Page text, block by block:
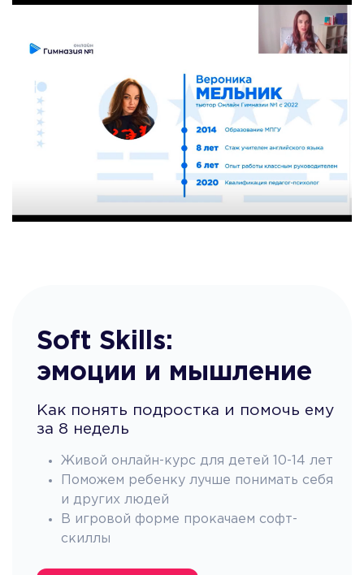
Soft Skills:
эмоции и мышление
Как понять подростка и помочь ему
за 8 недель
Живой онлайн-курс для детей 10-14 лет
Поможем ребенку лучше понимать себя
и других людей
В игровой форме прокачаем софт-
скиллы